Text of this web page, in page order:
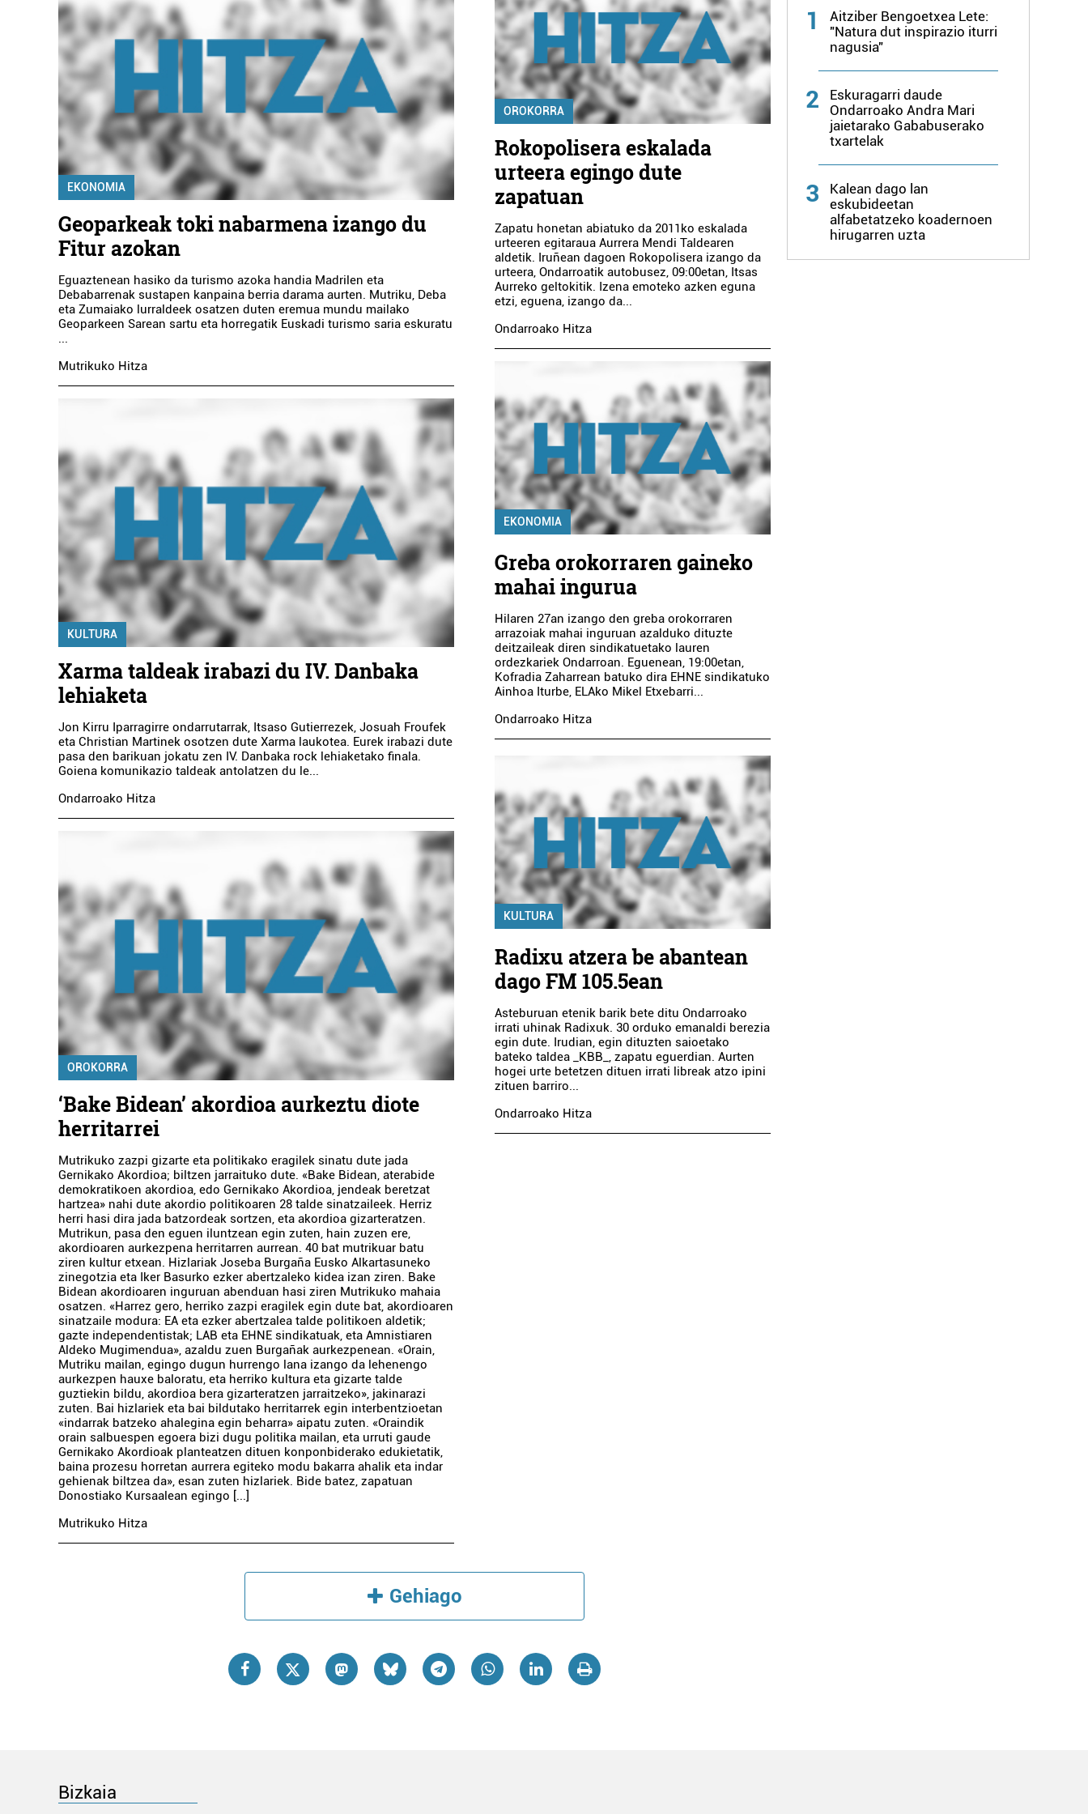
EKONOMIA
Geoparkeak toki nabarmena izango du
Fitur azokan
Eguaztenean hasiko da turismo azoka handia Madrilen eta
Debabarrenak sustapen kanpaina berria darama aurten. Mutriku, Deba
eta Zumaiako lurraldeek osatzen duten eremua mundu mailako
Geoparkeen Sarean sartu eta horregatik Euskadi turismo saria eskuratu
Mutrikuko Hitza
KULTURA
Xarma taldeak irabazi du IV. Danbaka
lehiaketa
Jon Kirru Iparragirre ondarrutarrak, Itsaso Gutierrezek, Josuah Froufek
eta Christian Martinek osotzen dute Xarma laukotea. Eurek irabazi dute
pasa den barikuan jokatu zen IV. Danbaka rock lehiaketako finala.
Goiena komunikazio taldeak antolatzen du le...
Ondarroako Hitza
OROKORRA
‘Bake Bidean’ akordioa aurkeztu diote
herritarrei
Mutrikuko zazpi gizarte eta politikako eragilek sinatu dute jada
Gernikako Akordioa; biltzen jarraituko dute. «Bake Bidean, aterabide
demokratikoen akordioa, edo Gernikako Akordioa, jendeak beretzat
hartzea» nahi dute akordio politikoaren 28 talde sinatzaileek. Herriz
herri hasi dira jada batzordeak sortzen, eta akordioa gizarteratzen.
Mutrikun, pasa den eguen iluntzean egin zuten, hain zuzen ere,
akordioaren aurkezpena herritarren aurrean. 40 bat mutrikuar batu
ziren kultur etxean. Hizlariak Joseba Burgaña Eusko Alkartasuneko
zinegotzia eta Iker Basurko ezker abertzaleko kidea izan ziren. Bake
Bidean akordioaren inguruan abenduan hasi ziren Mutrikuko mahaia
osatzen. «Harrez gero, herriko zazpi eragilek egin dute bat, akordioaren
sinatzaile modura: EA eta ezker abertzalea talde politikoen aldetik;
gazte independentistak; LAB eta EHNE sindikatuak, eta Amnistiaren
Aldeko Mugimendua», azaldu zuen Burgañak aurkezpenean. «Orain,
Mutriku mailan, egingo dugun hurrengo lana izango da lehenengo
aurkezpen hauxe baloratu, eta herriko kultura eta gizarte talde
guztiekin bildu, akordioa bera gizarteratzen jarraitzeko», jakinarazi
zuten. Bai hizlariek eta bai bildutako herritarrek egin interbentzioetan
«indarrak batzeko ahalegina egin beharra» aipatu zuten. «Oraindik
orain salbuespen egoera bizi dugu politika mailan, eta urruti gaude
Gernikako Akordioak planteatzen dituen konponbiderako edukietatik,
baina prozesu horretan aurrera egiteko modu bakarra ahalik eta indar
gehienak biltzea da», esan zuten hizlariek. Bide batez, zapatuan
Donostiako Kursaalean egingo [...]
Mutrikuko Hitza
OROKORRA
Rokopolisera eskalada
urteera egingo dute
zapatuan
Zapatu honetan abiatuko da 2011ko eskalada
urteeren egitaraua Aurrera Mendi Taldearen
aldetik. Iruñean dagoen Rokopolisera izango da
urteera, Ondarroatik autobusez, 09:00etan, Itsas
Aurreko geltokitik. Izena emoteko azken eguna
etzi, eguena, izango da...
Ondarroako Hitza
EKONOMIA
Greba orokorraren gaineko
mahai ingurua
Hilaren 27an izango den greba orokorraren
arrazoiak mahai inguruan azalduko dituzte
deitzaileak diren sindikatuetako lauren
ordezkariek Ondarroan. Eguenean, 19:00etan,
Kofradia Zaharrean batuko dira EHNE sindikatuko
Ainhoa Iturbe, ELAko Mikel Etxebarri...
Ondarroako Hitza
KULTURA
Radixu atzera be abantean
dago FM 105.5ean
Asteburuan etenik barik bete ditu Ondarroako
irrati uhinak Radixuk. 30 orduko emanaldi berezia
egin dute. Irudian, egin dituzten saioetako
bateko taldea _KBB_, zapatu eguerdian. Aurten
hogei urte betetzen dituen irrati libreak atzo ipini
zituen barriro...
Ondarroako Hitza
Gehiago
1
Aitziber Bengoetxea Lete:
"Natura dut inspirazio iturri
nagusia"
2
Eskuragarri daude
Ondarroako Andra Mari
jaietarako Gababuserako
txartelak
3
Kalean dago lan
eskubideetan
alfabetatzeko koadernoen
hirugarren uzta
Bizkaia